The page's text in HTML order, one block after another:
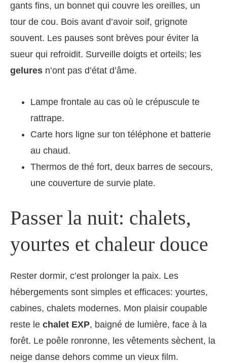
gants fins, un bonnet qui couvre les oreilles, un
tour de cou. Bois avant d’avoir soif, grignote
souvent. Les pauses sont brèves pour éviter la
sueur qui refroidit. Surveille doigts et orteils; les
gelures n’ont pas d’état d’âme.
Lampe frontale au cas où le crépuscule te
rattrape.
Carte hors ligne sur ton téléphone et batterie
au chaud.
Thermos de thé fort, deux barres de secours,
une couverture de survie plate.
Passer la nuit: chalets,
yourtes et chaleur douce
Rester dormir, c’est prolonger la paix. Les
hébergements sont simples et efficaces: yourtes,
cabines, chalets modernes. Mon plaisir coupable
reste le chalet EXP, baigné de lumière, face à la
forêt. Le poêle ronronne, les vêtements sèchent, la
neige danse dehors comme un vieux film.